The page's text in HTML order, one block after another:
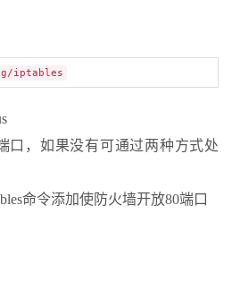
iptables
口，如果没有可通过两种方式处
命令添加使防火墙开放80端口